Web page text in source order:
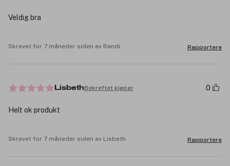
Veldig bra
Skrevet for 7 måneder siden av Randi Rapportere
LisbethBekreftet kjøper 0
Helt ok produkt
Skrevet for 7 måneder siden av Lisbeth Rapportere